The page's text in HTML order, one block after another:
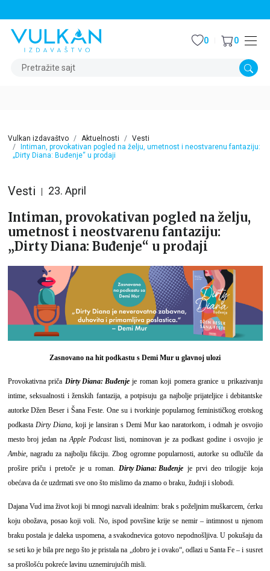
Pretražite sajt
0 0
Vulkan izdavaštvo Aktuelnosti
Vesti
Intiman, provokativan pogled na želju, umetnost i neostvarenu fantaziju:
„Dirty Diana: Buđenje“ u prodaji
Vesti 23. April
Intiman, provokativan pogled na želju,
umetnost i neostvarenu fantaziju:
„Dirty Diana: Buđenje“ u prodaji
Zasnovano na hit podkastu s Demi Mur u glavnoj ulozi
Provokativna priča Dirty Diana: Buđenjeje roman koji pomera granice u prikazivanju
intime, seksualnosti i ženskih fantazija, a potpisuju ga najbolje prijateljice i debitantske
autorke Džen Beser i Šana Feste. One su i tvorkinje popularnog feminističkog erotskog
podkasta Dirty Diana, koji je lansiran s Demi Mur kao naratorkom, i odmah je osvojio
mesto broj jedan naApple Podcastlisti, nominovan je za podkast godine i osvojio je
Ambie, nagradu za najbolju fikciju. Zbog ogromne popularnosti, autorke su odlučile da
prošire priču i pretoče je u roman.Dirty Diana: Buđenje je prvi deo trilogije koja
obećava da će uzdrmati sve ono što mislimo da znamo o braku, žudnji i slobodi.
Dajana Vud ima život koji bi mnogi nazvali idealnim: brak s poželjnim muškarcem, ćerku
koju obožava, posao koji voli. No, ispod površine krije se nemir – intimnost u njenom
braku postala je daleka uspomena, a svakodnevica gotovo nepodnošljiva. U pokušaju da
se seti ko je bila pre nego što je pristala na „dobro je i ovako“, odlazi u Santa Fe – i susret
sa prošlošću pokreće lavinu uznemirujućih misli.